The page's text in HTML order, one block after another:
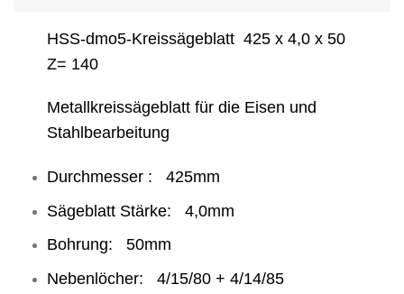
HSS-dmo5-Kreissägeblatt 425 x 4,0 x 50
Z= 140
Metallkreissägeblatt für die Eisen und
Stahlbearbeitung
Durchmesser : 425mm
Sägeblatt Stärke: 4,0mm
Bohrung: 50mm
Nebenlöcher: 4/15/80 + 4/14/85